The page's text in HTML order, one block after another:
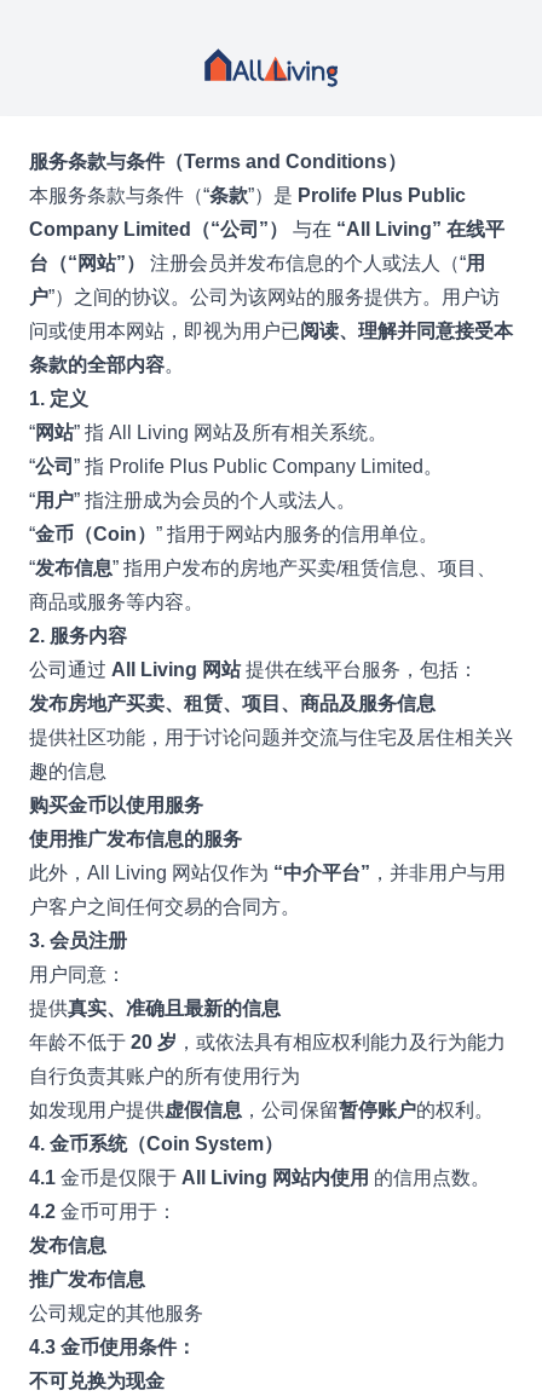
服务条款与条件（Terms and Conditions）
本服务条款与条件（“条款”）是 Prolife Plus Public
Company Limited（“公司”）
与在 “All Living” 在线平
台（“网站”）
注册会员并发布信息的个人或法人（“用
户”）之间的协议。公司为该网站的服务提供方。用户访
问或使用本网站，即视为用户已阅读、理解并同意接受本
条款的全部内容。
1. 定义
“网站” 指 All Living 网站及所有相关系统。
“公司 ” 指 Prolife Plus Public Company Limited。
“用户” 指注册成为会员的个人或法人。
“金币（Coin） ” 指用于网站内服务的信用单位。
“发布信息” 指用户发布的房地产买卖/租赁信息、项目、
商品或服务等内容。
2. 服务内容
公司通过 All Living 网站提供在线平台服务，包括：
发布房地产买卖、租赁、项目、商品及服务信息
提供社区功能，用于讨论问题并交流与住宅及居住相关兴
趣的信息
购买金币以使用服务
使用推广发布信息的服务
此外，All Living 网站仅作为 “中介平台” ，并非用户与用
户客户之间任何交易的合同方。
3. 会员注册
用户同意：
提供真实、准确且最新的信息
年龄不低于 20 岁 ，或依法具有相应权利能力及行为能力
自行负责其账户的所有使用行为
如发现用户提供虚假信息 ，公司保留暂停账户的权利。
4. 金币系统（Coin System）
4.1 金币是仅限于 All Living 网站内使用 的信用点数。
4.2 金币可用于：
发布信息
推广发布信息
公司规定的其他服务
4.3 金币使用条件：
不可兑换为现金